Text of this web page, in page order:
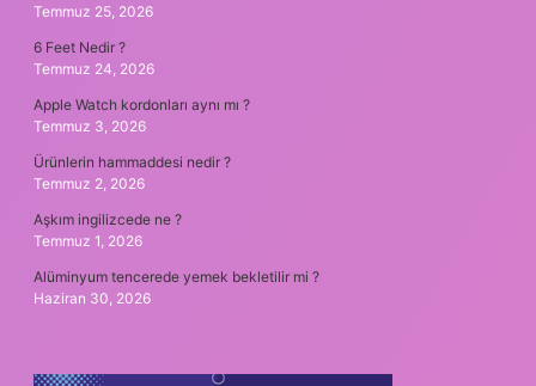
Temmuz 25, 2026
6 Feet Nedir ?
Temmuz 24, 2026
Apple Watch kordonları aynı mı ?
Temmuz 3, 2026
Ürünlerin hammaddesi nedir ?
Temmuz 2, 2026
Aşkım ingilizcede ne ?
Temmuz 1, 2026
Alüminyum tencerede yemek bekletilir mi ?
Haziran 30, 2026